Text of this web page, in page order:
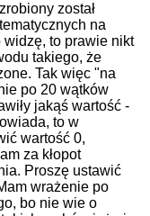
został
na
widzę, to prawie nikt
takiego, że
Tak więc "na
po 20 wątków
jakąś wartość -
to w
wartość 0,
za kłopot
Proszę ustawić
wrażenie po
bo nie wie o